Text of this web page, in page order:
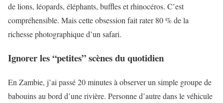
de lions, léopards, éléphants, buffles et rhinocéros. C’est
compréhensible. Mais cette obsession fait rater 80 % de la
richesse photographique d’un safari.
Ignorer les “petites” scènes du quotidien
En Zambie, j’ai passé 20 minutes à observer un simple groupe de
babouins au bord d’une rivière. Personne d’autre dans le véhicule